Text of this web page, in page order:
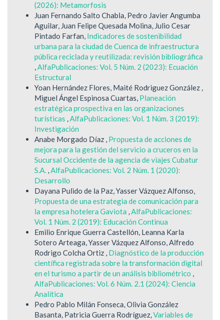
(2026): Metamorfosis
Juan Fernando Salto Chabla, Pedro Javier Angumba
Aguilar, Juan Felipe Quesada Molina, Julio Cesar
Pintado Farfan, Indicadores de sostenibilidad
urbana para la ciudad de Cuenca de infraestructura
pública reciclada y reutilizada: revisión bibliográfica
,AlfaPublicaciones: Vol. 5 Núm. 2 (2023): Ecuación
Estructural
Yoan Hernández Flores, Maité Rodriguez González ,
Miguel Ángel Espinosa Cuartas, Planeación
estratégica prospectiva en las organizaciones
turísticas ,AlfaPublicaciones: Vol. 1 Núm. 3 (2019):
Investigación
Anabe Morgado Díaz , Propuesta de acciones de
mejora para la gestión del servicio a cruceros en la
Sucursal Occidente de la agencia de viajes Cubatur
S.A. ,AlfaPublicaciones: Vol. 2 Núm. 1 (2020):
Desarrollo
Dayana Pulido de la Paz, Yasser Vázquez Alfonso,
Propuesta de una estrategia de comunicación para
la empresa hotelera Gaviota ,AlfaPublicaciones:
Vol. 1 Núm. 2 (2019): Educación Continua
Emilio Enrique Guerra Castellón, Leanna Karla
Sotero Arteaga, Yasser Vázquez Alfonso, Alfredo
Rodrigo Colcha Ortiz , Diagnóstico de la producción
científica registrada sobre la transformación digital
en el turismo a partir de un análisis bibliométrico ,
AlfaPublicaciones: Vol. 6 Núm. 2.1 (2024): Ciencia
Analítica
Pedro Pablo Milán Fonseca, Olivia González
Basanta, Patricia Guerra Rodríguez,Variables de